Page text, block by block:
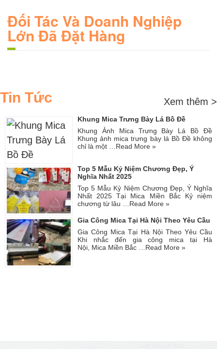
Đối Tác Và Doanh Nghiệp
Lớn Đã Đặt Hàng
Tin Tức Xem thêm >
Khung Mica Trưng Bày Lá Bồ Đề
Khung Ảnh Mica Trưng Bày Lá Bồ Đề
Khung ảnh mica trưng bày lá Bồ Đề không
chỉ là một … Read More »
Top 5 Mẫu Kỷ Niệm Chương Đẹp, Ý
Nghĩa Nhất 2025
Top 5 Mẫu Kỷ Niệm Chương Đẹp, Ý Nghĩa
Nhất 2025 Tại Mica Miền Bắc Kỷ niệm
chương từ lâu … Read More »
Gia Công Mica Tại Hà Nội Theo Yêu Cầu
Gia Công Mica Tại Hà Nội Theo Yêu Cầu
Khi nhắc đến gia công mica tại Hà
Nội, Mica Miền Bắc …Read More »